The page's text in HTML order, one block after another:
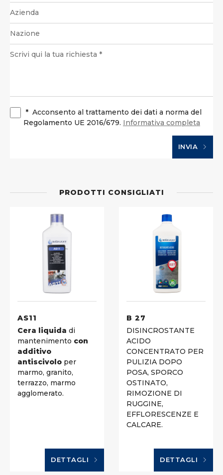
* Acconsento al trattamento dei dati a norma del
Regolamento UE 2016/679. Informativa completa
INVIA
PRODOTTI CONSIGLIATI
AS11
Cera liquida di
mantenimento con
additivo
antiscivolo per
marmo, granito,
terrazzo, marmo
agglomerato.
DETTAGLI
B 27
DISINCROSTANTE
ACIDO
CONCENTRATO PER
PULIZIA DOPO
POSA, SPORCO
OSTINATO,
RIMOZIONE DI
RUGGINE,
EFFLORESCENZE E
CALCARE.
DETTAGLI